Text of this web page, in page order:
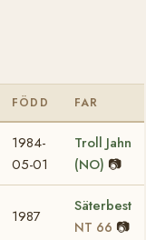
FÖDD FAR
1984-
05-01
Troll Jahn
(NO) 📷
1987
Säterbest
NT 66 📷